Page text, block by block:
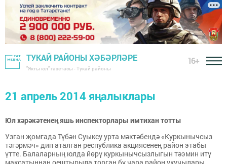
ТУКАЙ РАЙОНЫ ХӘБӘРЛӘРЕ
"Якты юл" газетасы - Тукай районы
16+
21 апрель 2014 яңалыклары
Юл хәрәкәтенең яшь инспекторлары имтихан тотты
Узган җомгада Түбән Суыксу урта мәктәбендә «Куркынычсыз
тәгәрмәч» дип аталган республика акциясенең район этабы
үтте. Балаларның юлда йөрү куркынычсызлыгын тәэмин итү